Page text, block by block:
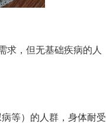
，但无基础疾病的人
等）的人群，身体耐受